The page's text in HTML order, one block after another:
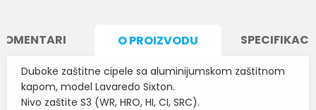
O PROIZVODU
Duboke zaštitne cipele sa aluminijumskom zaštitnom
kapom, model Lavaredo Sixton.
Nivo zaštite S3 (WR, HRO, HI, CI, SRC).